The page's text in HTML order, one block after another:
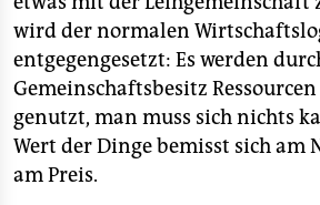
wird der normalen
entgegengesetzt: Es werden
Gemeinschaftsbesitz
genutzt, man muss sich nichts
Wert der Dinge bemisst sich am
am Preis.